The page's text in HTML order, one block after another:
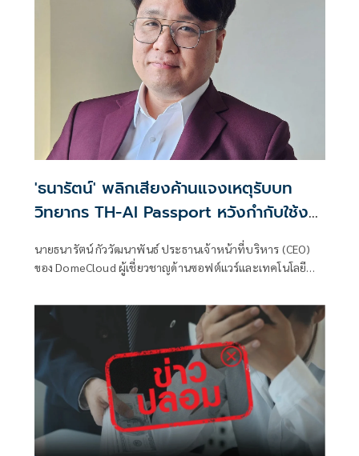
'ธนารัตน์' พลิกเสียงค้านแจงเหตุรับบท
วิทยากร TH-AI Passport หวังกำกับใช้งบ
เหมาะสม ชูจุดเด่นคนไทยได้ใช้ AI ระดับโปร
ลดเหลื่อมล้ำทางเทคโนโลยี เซฟงบไป
กว่า900ล้าน เชื่อหากใช้เต็มที่เอกชนขาดทุน
ย่อยยับ
นายธนารัตน์ กัววัฒนาพันธ์ ประธานเจ้าหน้าที่บริหาร (CEO)
ของ DomeCloud ผู้เชี่ยวชาญด้านซอฟต์แวร์และเทคโนโลยี
Passport ท่ามกลางกระแสวิพากษ์วิจารณ์ โดยระบุว่าการ
ทำงานเพื่อตรวจสอบเรื่องนี้มีการสอดประสานกันหลายฝ่าย